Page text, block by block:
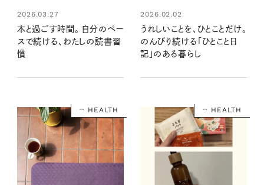
2026.03.27
本と過ごす時間。 自分のペー
スで続ける、わたしの読書習
慣
2026.02.02
うれしいことを、ひとことだけ。
のんびり続ける「ひとこと日
記」のある暮らし
HEALTH HEALTH